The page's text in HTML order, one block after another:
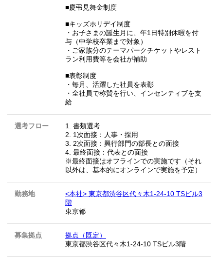
■慶弔見舞金制度
■キッズホリデイ制度
・お子さまの誕生月に、年1日特別休暇を付
与（中学校卒業まで対象）
・ご家族分のテーマパークチケットやレスト
ラン利用費等を会社が補助
■表彰制度
・毎月、活躍した社員を表彰
・全社員で称賛を行い、インセンティブを支
給
選考フロー
1. 書類選考
2. 1次面接：人事・採用
3. 2次面接：興行部門の部長との面接
4. 最終面接：代表との面接
※最終面接はオフラインでの実施です（それ
以外は、基本的にオンラインで実施を予定）
勤務地
<本社> 東京都渋谷区代々木1-24-10 TSビル3
階
東京都
募集拠点
拠点（既定）
東京都渋谷区代々木1-24-10 TSビル3階